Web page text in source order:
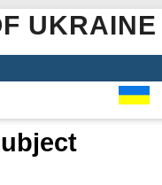
UKRAINE